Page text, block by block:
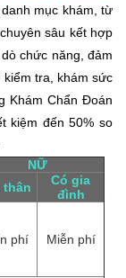
mục khám, từ
sâu kết hợp
chức năng, đảm
tra, khám sức
Khám Chẩn Đoán
kiệm đến 50% so
NỮ
thân
Có gia
đình
phí Miễn phí